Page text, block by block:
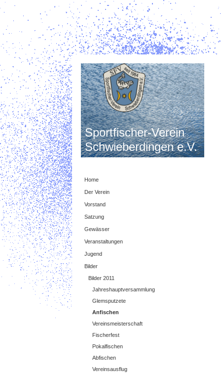
Sportfischer-Verein
Schwieberdingen e.V.
Home
Der Verein
Vorstand
Satzung
Gewässer
Veranstaltungen
Jugend
Bilder
Bilder 2011
Jahreshauptversammlung
Glemsputzete
Anfischen
Vereinsmeisterschaft
Fischerfest
Pokalfischen
Abfischen
Vereinsausflug